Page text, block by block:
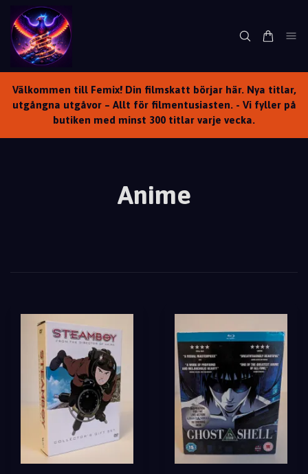
Välkommen till Femix! Din filmskatt börjar här. Nya titlar,
utgångna utgåvor – Allt för filmentusiasten. - Vi fyller på
butiken med minst 300 titlar varje vecka.
Anime